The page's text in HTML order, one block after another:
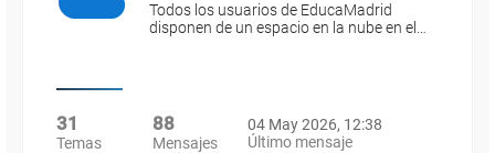
Todos los usuarios de EducaMadrid
disponen de un espacio en la nube en el…
31
Temas
88
Mensajes
04 May 2026, 12:38
Último mensaje